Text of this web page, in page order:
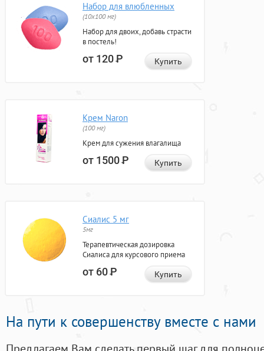
Набор для влюбленных
(10х100 мг)
Набор для двоих, добавь страсти
в постель!
от 120Р Купить
Крем Naron
(100 мг)
Крем для сужения влагалища
от 1500Р Купить
Сиалис 5 мг
5мг
Терапевтическая дозировка
Сиалиса для курсового приема
от 60Р Купить
На пути к совершенству вместе с нами